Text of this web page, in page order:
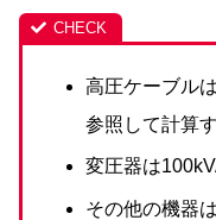
高圧ケーブル
参照して計算
変圧器は
その他の機器